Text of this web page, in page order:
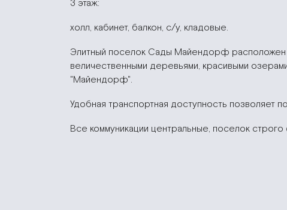
3 этаж:
холл, кабинет, балкон, с/у, кладовые.
Элитный поселок Сады Майендорф расположен
величественными деревьями, красивыми
"Майендорф".
Удобная транспортная доступность позволяет
Все коммуникации центральные, поселок строго